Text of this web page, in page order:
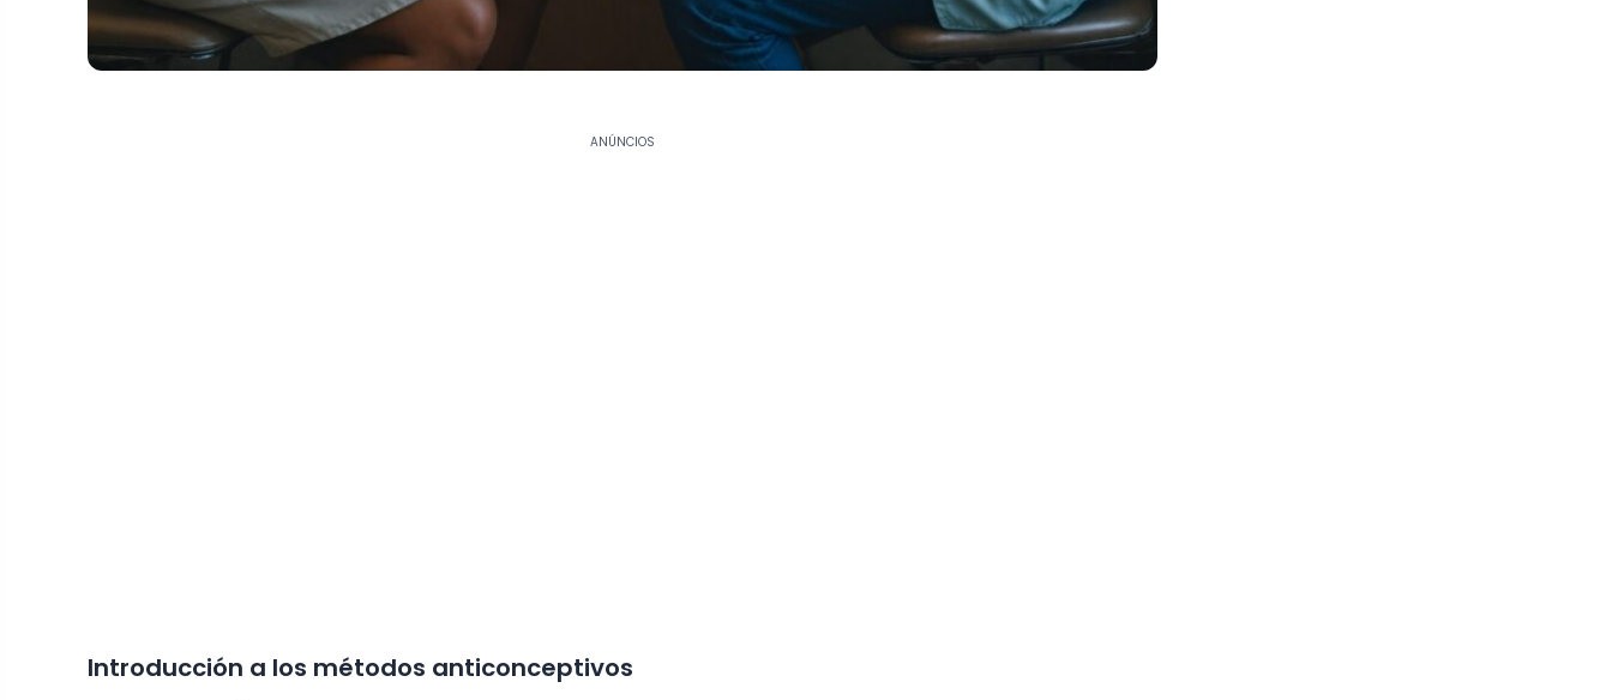
ANÚNCIOS
Introducción a los métodos anticonceptivos